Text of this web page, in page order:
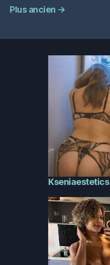
Plus ancien →
Kseniaestetics